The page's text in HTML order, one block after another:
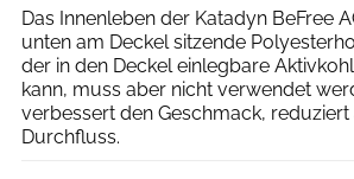
Das Innenleben der Katadyn BeFree
unten am Deckel sitzende
der in den Deckel einlegbare
kann, muss aber nicht verwendet
verbessert den Geschmack,
Durchfluss.